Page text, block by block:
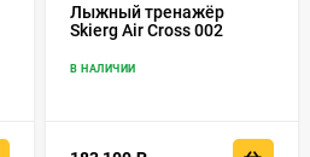
Лыжный тренажёр
Skierg Air Cross 002
В НАЛИЧИИ